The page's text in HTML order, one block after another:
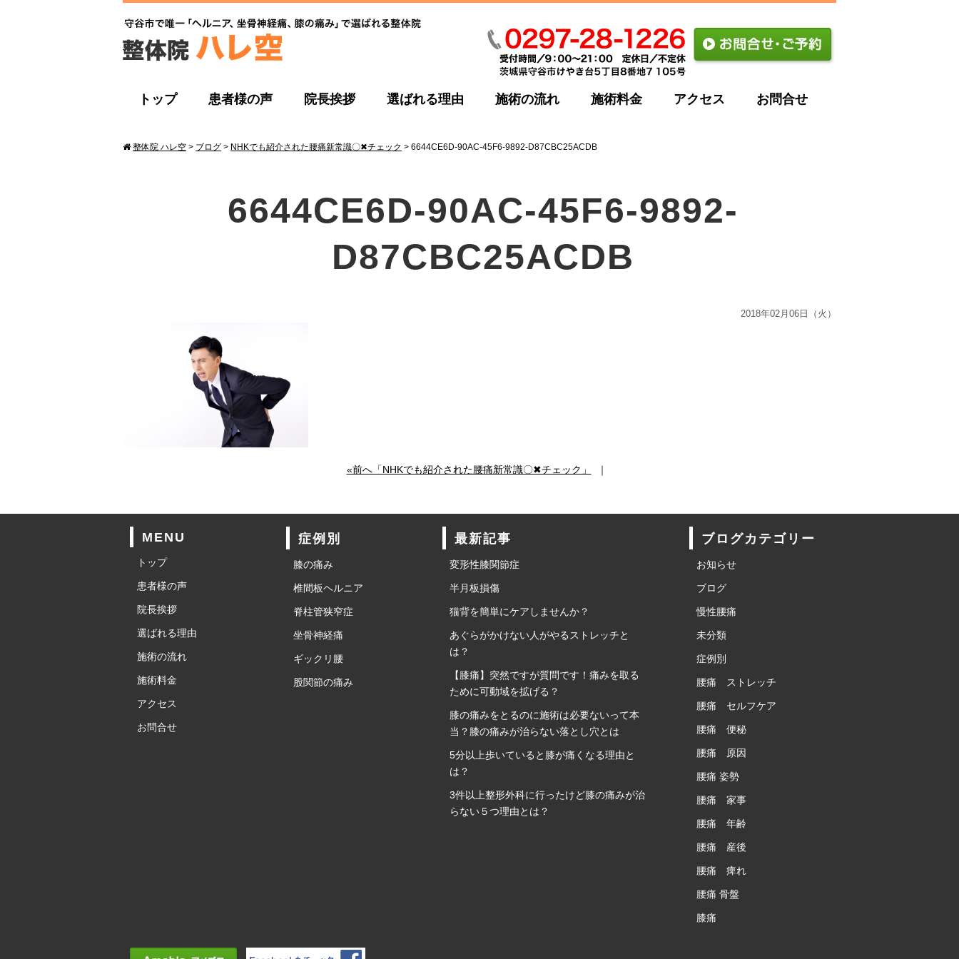
トップ 患者様の声 院長挨拶 選ばれる理由 施術の流れ 施術料金 アクセス お問合せ
整体院 ハレ空 > ブログ > NHKでも紹介された腰痛新常識〇✖チェック > 6644CE6D-90AC-45F6-9892-D87CBC25ACDB
6644CE6D-90AC-45F6-9892-
D87CBC25ACDB
2018年02月06日（火）
«前へ「NHKでも紹介された腰痛新常識〇✖チェック」 ｜
MENU
トップ
患者様の声
院長挨拶
選ばれる理由
施術の流れ
施術料金
アクセス
お問合せ
症例別
膝の痛み
椎間板ヘルニア
脊柱管狭窄症
坐骨神経痛
ギックリ腰
股関節の痛み
最新記事
変形性膝関節症
半月板損傷
猫背を簡単にケアしませんか？
あぐらがかけない人がやるストレッチと
は？
【膝痛】突然ですが質問です！痛みを取る
ために可動域を拡げる？
膝の痛みをとるのに施術は必要ないって本
当？膝の痛みが治らない落とし穴とは
5分以上歩いていると膝が痛くなる理由と
は？
3件以上整形外科に行ったけど膝の痛みが治
らない５つ理由とは？
ブログカテゴリー
お知らせ
ブログ
慢性腰痛
未分類
症例別
腰痛 ストレッチ
腰痛 セルフケア
腰痛 便秘
腰痛 原因
腰痛 姿勢
腰痛 家事
腰痛 年齢
腰痛 産後
腰痛 痺れ
腰痛 骨盤
膝痛